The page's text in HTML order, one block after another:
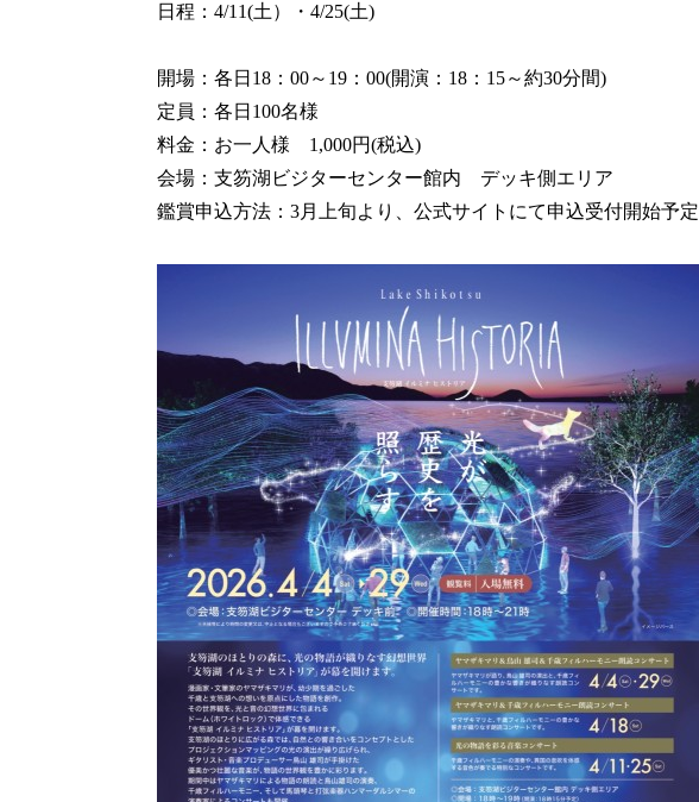
日程：4/11(土）・4/25(土)
開場：各日18：00～19：00(開演：18：15～約30分間)
定員：各日100名様
料金：お一人様 1,000円(税込)
会場：支笏湖ビジターセンター館内 デッキ側エリア
鑑賞申込方法：3月上旬より、公式サイトにて申込受付開始予定